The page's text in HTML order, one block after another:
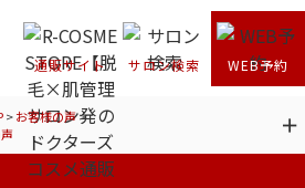
通販サイト サロン検索 WEB予約
>お客様の声>